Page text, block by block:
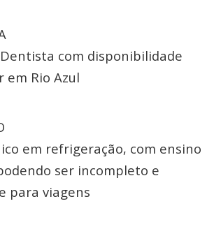
Dentista com disponibilidade
Rio Azul
em refrigeração, com ensino
ser incompleto e
para viagens